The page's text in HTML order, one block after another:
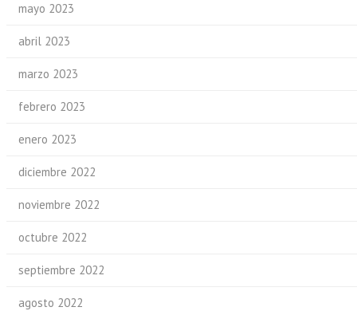
mayo 2023
abril 2023
marzo 2023
febrero 2023
enero 2023
diciembre 2022
noviembre 2022
octubre 2022
septiembre 2022
agosto 2022